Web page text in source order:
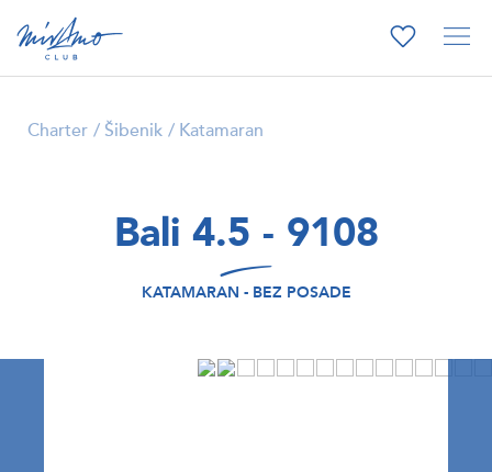
Charter Šibenik Katamaran
Bali 4.5 - 9108
KATAMARAN - BEZ POSADE